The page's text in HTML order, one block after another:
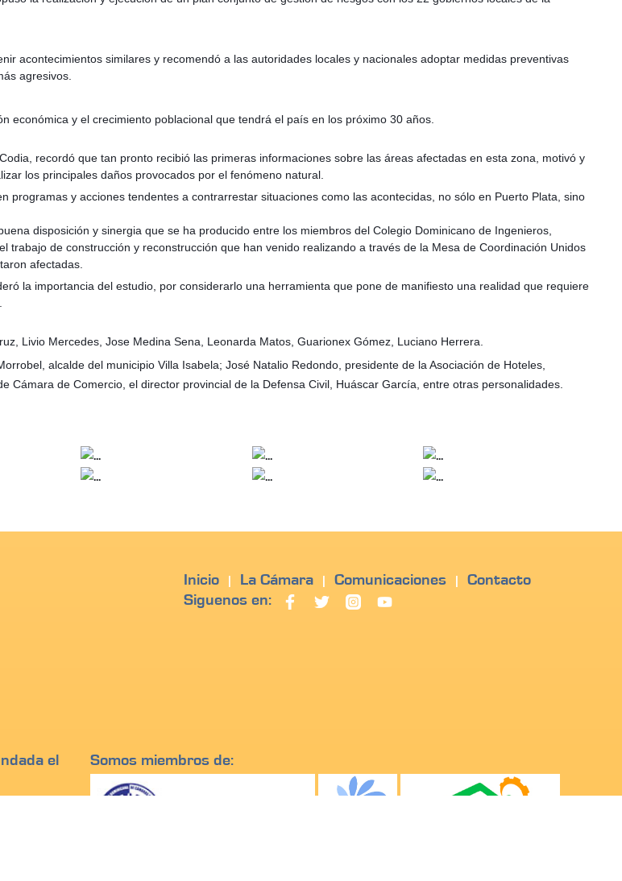
acontecimientos similares y recomendó a las autoridades locales y nacionales adoptar medidas preventivas
agresivos.
y el crecimiento poblacional que tendrá el país en los próximo 30 años.
recordó que tan pronto recibió las primeras informaciones sobre las áreas afectadas en esta zona, motivó y
los principales daños provocados por el fenómeno natural.
y acciones tendentes a contrarrestar situaciones como las acontecidas, no sólo en Puerto Plata, sino
disposición y sinergia que se ha producido entre los miembros del Colegio Dominicano de Ingenieros,
de construcción y reconstrucción que han venido realizando a través de la Mesa de Coordinación Unidos
afectadas.
la importancia del estudio, por considerarlo una herramienta que pone de manifiesto una realidad que requiere
Livio Mercedes, Jose Medina Sena, Leonarda Matos, Guarionex Gómez, Luciano Herrera.
alcalde del municipio Villa Isabela; José Natalio Redondo, presidente de la Asociación de Hoteles,
de Comercio, el director provincial de la Defensa Civil, Huáscar García, entre otras personalidades.
Inicio La Cámara Comunicaciones
Contacto
Siguenos en:
el
Somos miembros de: